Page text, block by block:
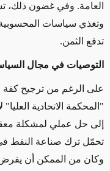
العامة. وفي غضون ذلك،
وتغذي سياسات
تدفع الثمن.
التوصيات في مجال
على الرغم من ترجيح كفة
"المحكمة الاتحادية
إلى حل عملي لمشكلة
تحمّل ترك صناعة النفط
وكان من الممكن أن يفرض